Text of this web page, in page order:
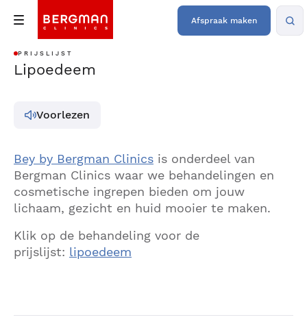
Afspraak maken
PRIJSLIJST
Lipoedeem
Voorlezen
Bey by Bergman Clinics is onderdeel van
Bergman Clinics waar we behandelingen en
cosmetische ingrepen bieden om jouw
lichaam, gezicht en huid mooier te maken.
Klik op de behandeling voor de
prijslijst: lipoedeem